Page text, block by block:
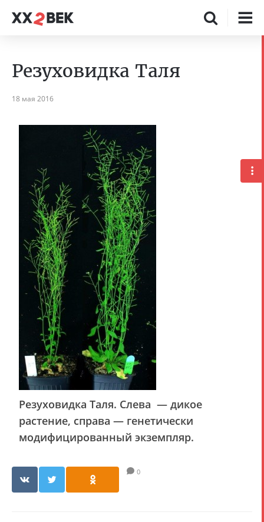
Резуховидка Таля
18 мая 2016
Резуховидка Таля. Слева — дикое
растение, справа — генетически
модифицированный экземпляр.
0